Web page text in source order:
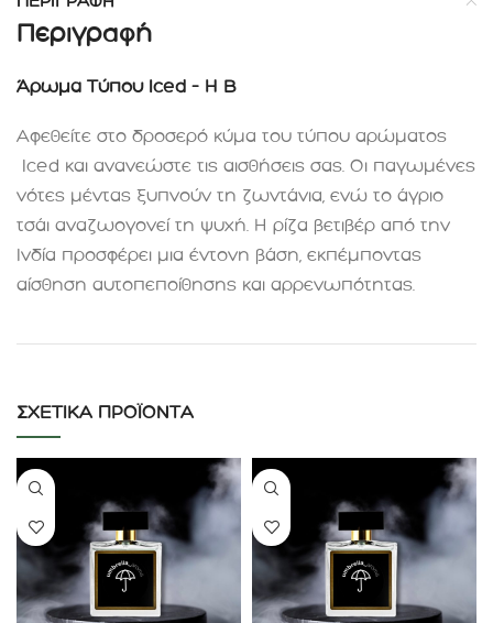
Περιγραφή
Άρωμα Τύπου Iced – H B
Αφεθείτε στο δροσερό κύμα του τύπου αρώματος
Iced και ανανεώστε τις αισθήσεις σας. Οι παγωμένες
νότες μέντας ξυπνούν τη ζωντάνια, ενώ το άγριο
τσάι αναζωογονεί τη ψυχή. Η ρίζα βετιβέρ από την
Ινδία προσφέρει μια έντονη βάση, εκπέμποντας
αίσθηση αυτοπεποίθησης και αρρενωπότητας.
ΣΧΕΤΙΚΆ ΠΡΟΪΌΝΤΑ